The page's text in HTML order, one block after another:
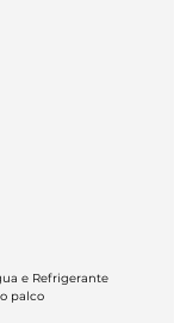
e Refrigerante
palco